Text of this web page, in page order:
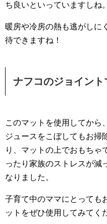
ち良いといっていますしね。
暖房や冷房の熱も逃がしに
待できますね！
ナフコのジョイン
このマットを使用してから
ジュースをこぼしてもお掃
り、マットの上でおもちゃ
ったり家族のストレスが減
なりました。
子育て中のママにとっても
ットをぜひ使用してみてく